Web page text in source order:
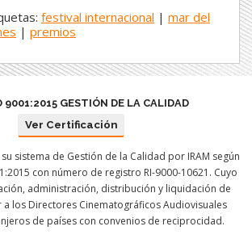
festival internacional | mar del
| premios
9001:2015 GESTIÓN DE LA CALIDAD
Ver Certificación
sistema de Gestión de la Calidad por IRAM según
con número de registro RI-9000-10621. Cuyo
administración, distribución y liquidación de
los Directores Cinematográficos Audiovisuales
de países con convenios de reciprocidad.